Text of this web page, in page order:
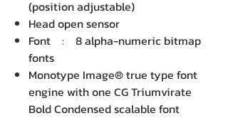
(position adjustable)
Head open sensor
Font : 8 alpha-numeric bitmap
fonts
Monotype Image® true type font
engine with one CG Triumvirate
Bold Condensed scalable font